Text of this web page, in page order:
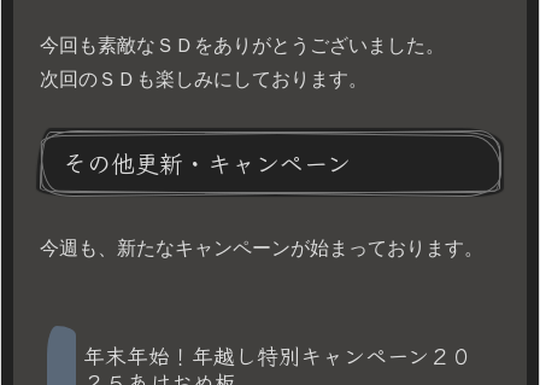
今回も素敵なＳＤをありがとうございました。
次回のＳＤも楽しみにしております。
その他更新・キャンペーン
今週も、新たなキャンペーンが始まっております。
年末年始！年越し特別キャンペーン２０